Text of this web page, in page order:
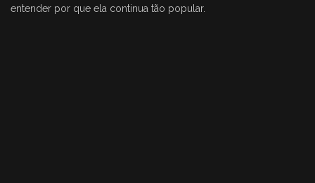
entender por que ela continua tão popular.